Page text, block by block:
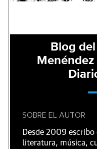
Blog
Menéndez
SOBRE EL AUTOR
Desde 2009
literatura, música,